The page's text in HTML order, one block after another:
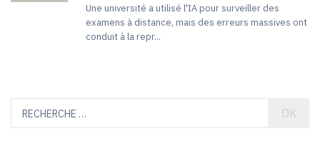
Une université a utilisé l'IA pour surveiller des
examens à distance, mais des erreurs massives ont
conduit à la repr...
OK